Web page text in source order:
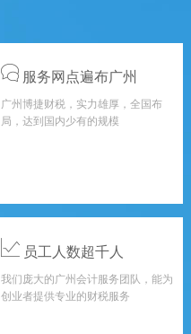
服务网点遍布广州
广州博捷财税，实力雄厚，全国布
局，达到国内少有的规模
员工人数超千人
我们庞大的广州会计服务团队，能为
创业者提供专业的财税服务